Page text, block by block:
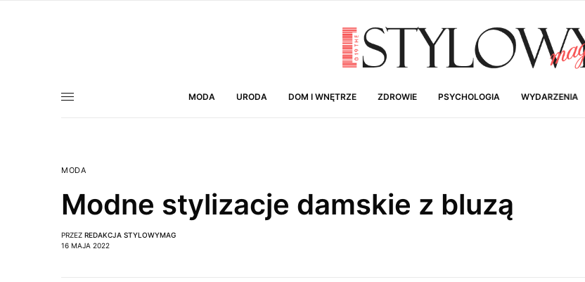
MODA URODA DOM I WNĘTRZE ZDROWIE PSYCHOLOGIA WYDARZENIA
MODA
Modne stylizacje damskie z bluzą
PRZEZ REDAKCJA STYLOWYMAG
16 MAJA 2022